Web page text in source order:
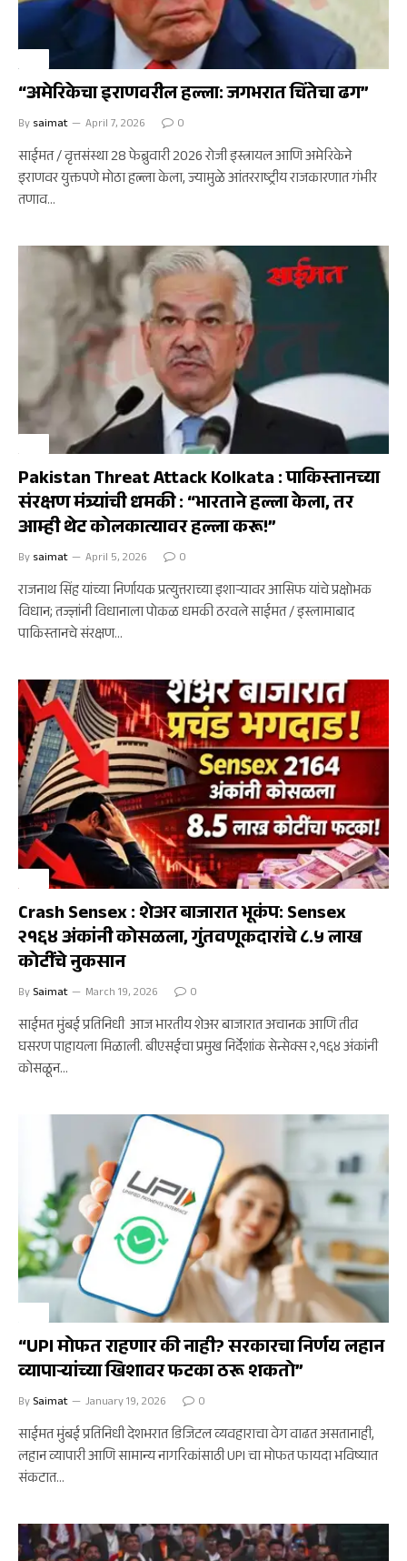
“अमेरिकेचा इराणवरील हल्ला: जगभरात चिंतेचा ढग”
By saimat April 7, 2026 0
साईमत / वृत्तसंस्था 28 फेब्रुवारी 2026 रोजी इस्त्रायल आणि अमेरिकेने
इराणवर युक्तपणे मोठा हल्ला केला, ज्यामुळे आंतरराष्ट्रीय राजकारणात गंभीर
तणाव…
Pakistan Threat Attack Kolkata : पाकिस्तानच्या
संरक्षण मंत्र्यांची धमकी : “भारताने हल्ला केला, तर
आम्ही थेट कोलकात्यावर हल्ला करू!”
By saimat April 5, 2026 0
राजनाथ सिंह यांच्या निर्णायक प्रत्युत्तराच्या इशाऱ्यावर आसिफ यांचे प्रक्षोभक
विधान; तज्ज्ञांनी विधानाला पोकळ धमकी ठरवले साईमत / इस्लामाबाद
पाकिस्तानचे संरक्षण…
Crash Sensex : शेअर बाजारात भूकंप: Sensex
२१६४ अंकांनी कोसळला, गुंतवणूकदारांचे ८.५ लाख
कोटींचे नुकसान
By Saimat March 19, 2026 0
साईमत मुंबई प्रतिनिधी आज भारतीय शेअर बाजारात अचानक आणि तीव्र
घसरण पाहायला मिळाली. बीएसईचा प्रमुख निर्देशांक सेन्सेक्स २,१६४ अंकांनी
कोसळून…
“UPI मोफत राहणार की नाही? सरकारचा निर्णय लहान
व्यापाऱ्यांच्या खिशावर फटका ठरू शकतो”
By Saimat January 19, 2026 0
साईमत मुंबई प्रतिनिधी देशभरात डिजिटल व्यवहाराचा वेग वाढत असतानाही,
लहान व्यापारी आणि सामान्य नागरिकांसाठी UPI चा मोफत फायदा भविष्यात
संकटात…